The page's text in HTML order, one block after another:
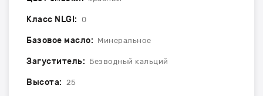
Класс NLGI: 0
Базовое масло: Минеральное
Загуститель: Безводный кальций
Высота: 25